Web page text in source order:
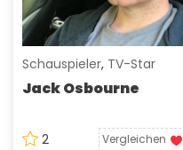
Schauspieler, TV-Star
Jack Osbourne
2 Vergleichen